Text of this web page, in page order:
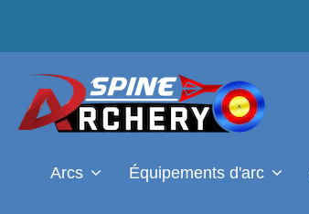
Arcs Équipements d'arc